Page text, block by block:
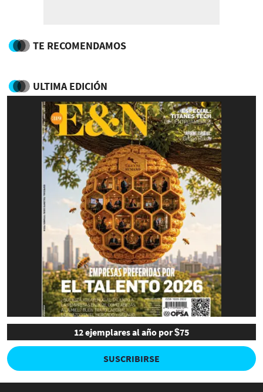
TE RECOMENDAMOS
ULTIMA EDICIÓN
12 ejemplares al año por $75
SUSCRIBIRSE